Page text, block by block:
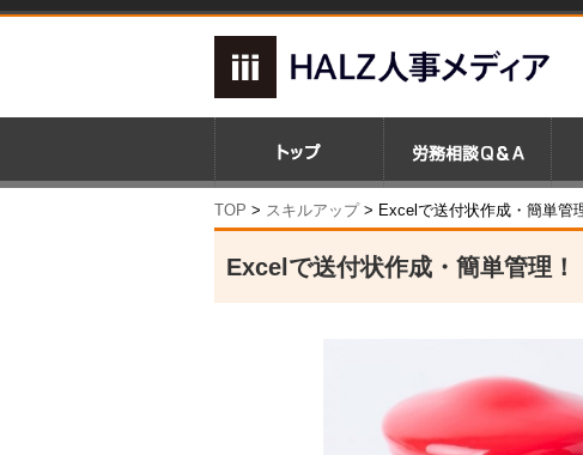
TOP > スキルアップ> Excelで送付状作成・簡単管
Excelで送付状作成・簡単管理！